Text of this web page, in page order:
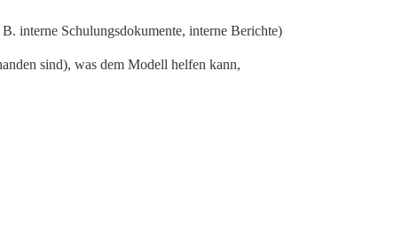
interne Schulungsdokumente, interne Berichte)
sind), was dem Modell helfen kann,